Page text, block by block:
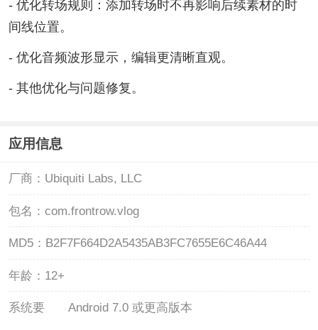
- 优化转场规则：添加转场时不再影响后续素材的时
间线位置。
- 优化音频波形显示，编辑更清晰直观。
- 其他优化与问题修复。
应用信息
厂商： Ubiquiti Labs, LLC
包名： com.frontrow.vlog
MD5： B2F7F664D2A5435AB3FC7655E6C46A44
年龄： 12+
系统要 Android 7.0 或更高版本